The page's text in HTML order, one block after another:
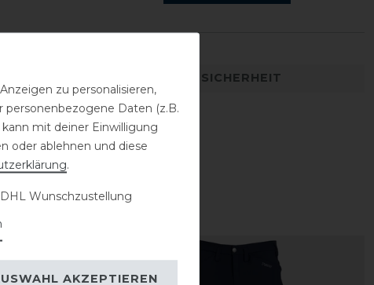
DETAILS ZUR PRODUKTSICHERHEIT
zu personalisieren,
personenbezogene Daten (z.B.
mit deiner Einwilligung
oder ablehnen und diese
.
DHL Wunschzustellung
AKZEPTIEREN